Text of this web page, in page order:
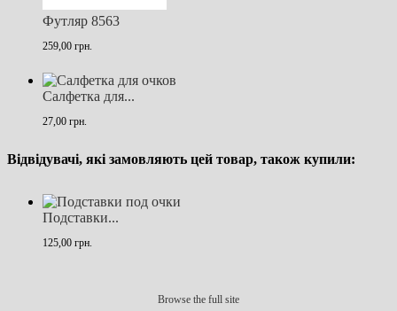
Футляр 8563
259,00 грн.
Салфетка для...
27,00 грн.
Відвідувачі, які замовляють цей товар, також купили:
Подставки...
125,00 грн.
Browse the full site